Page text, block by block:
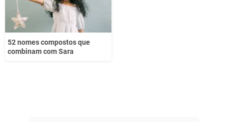
52 nomes compostos que
combinam com Sara